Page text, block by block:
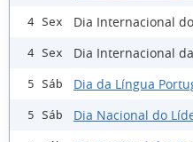
4 Sex Dia Internacional
4 Sex Dia Internacional
5 Sáb Dia da Língua
5 Sáb Dia Nacional do